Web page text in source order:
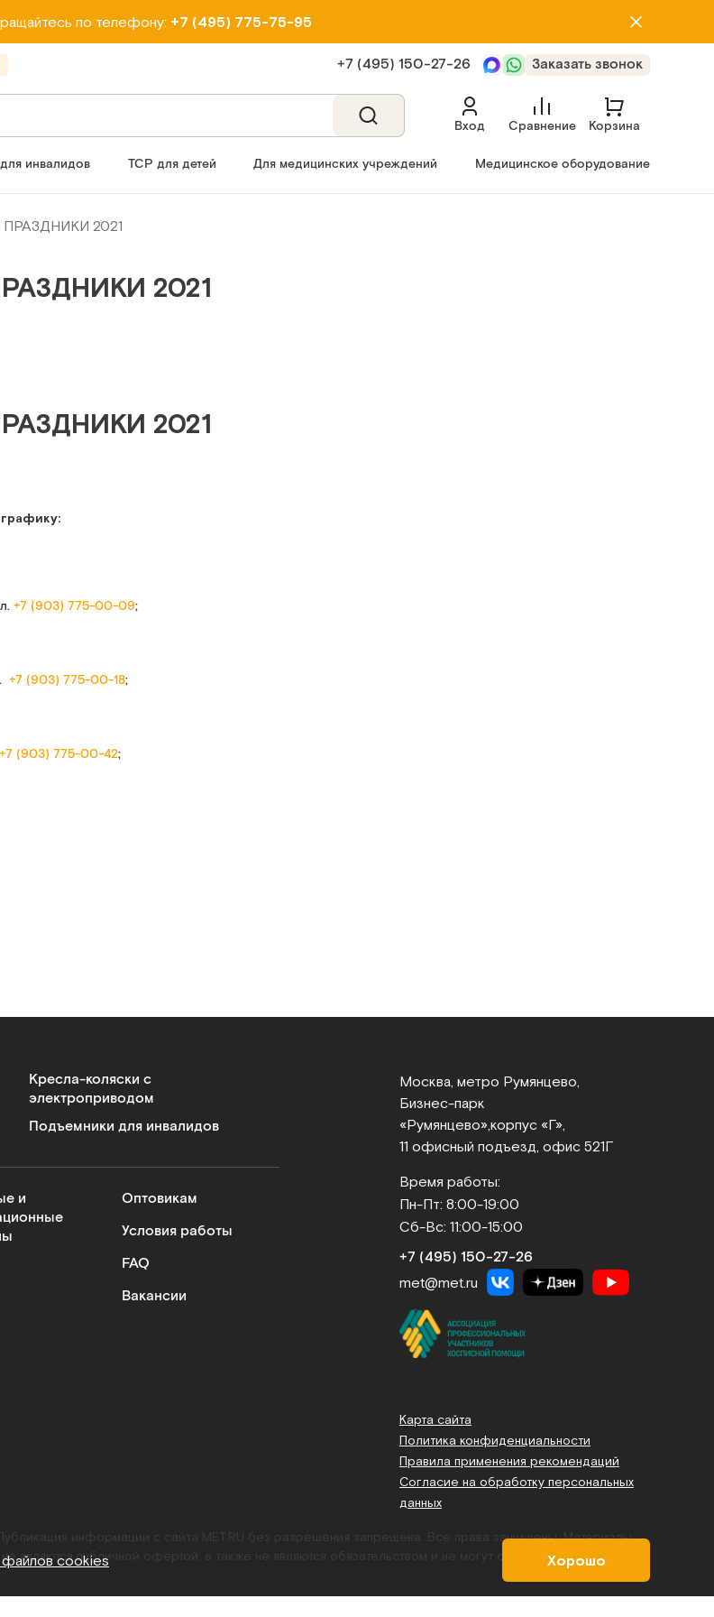
по телефону: +7 (495) 775-75-95
+7 (495) 150‑27‑26 Заказать звонок
Вход Сравнение Корзина
инвалидов ТСР для детей Для медицинских учреждений Медицинское оборудование
2021
2021
2021
+7 (903) 775-00-09;
+7 (903) 775-00-18;
+7 (903) 775-00-42;
Кресла-коляски с
электроприводом
Подъемники для инвалидов
и
Оптовикам
Условия работы
FAQ
Вакансии
Москва, метро Румянцево,
Бизнес‑парк
«Румянцево», корпус «Г»,
11 офисный подъезд, офис 521Г
Время работы:
Пн-Пт: 8:00-19:00
Сб-Вс: 11:00-15:00
+7 (495) 150‑27‑26
met@met.ru
Карта сайта
Политика конфиденциальности
Правила применения рекомендаций
Согласие на обработку персональных
данных
Публикация информации с сайта MET.RU без разрешения запрещена. Все права защищены.Материалы,
являются публичной офертой, а также не являются обязательством и не могут служить основанием для
cookies Хорошо